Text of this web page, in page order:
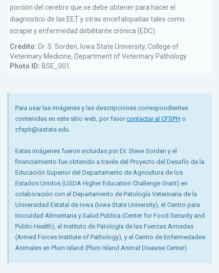
porción del cerebro que se debe obtener para hacer el
diagnostico de las EET y otras encefalopatías tales como
scrapie y enfermedad debilitante crónica (EDC).
Crédito: Dr. S. Sorden, Iowa State University, College of
Veterinary Medicine, Department of Veterinary Pathology
Photo ID: BSE_001
Para usar las imágenes y las descripciones correspondientes
contenidas en este sitio web, por favorcontactar al CFSPH o
cfsph@iastate.edu.
Estas imágenes fueron incluidas por Dr. Steve Sorden y el
financiamiento fue obtenido a través del Proyecto del Desafío de la
Educación Superior del Departamento de Agricultura de los
Estados Unidos (USDA Higher Education Challenge Grant) en
colaboración con el Departamento de Patología Veterinaria de la
Universidad Estatal de Iowa (Iowa State University), el Centro para
Inocuidad Alimentaria y Salud Publica (Center for Food Security and
Public Health), el Instituto de Patología de las Fuerzas Armadas
(Armed Forces Institute of Pathology), y el Centro de Enfermedades
Animales en Plum Island (Plum Island Animal Disease Center).